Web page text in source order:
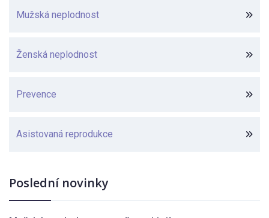
Mužská neplodnost
Ženská neplodnost
Prevence
Asistovaná reprodukce
Poslední novinky